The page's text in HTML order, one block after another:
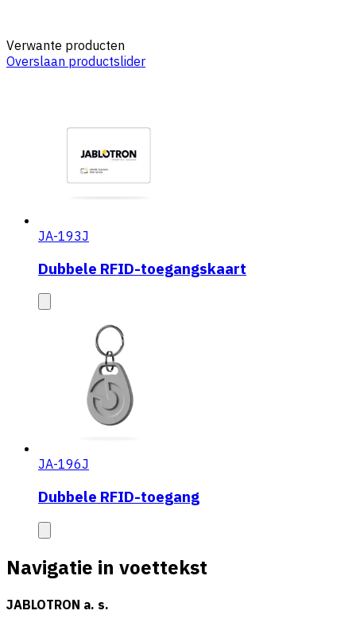
Verwante producten
Overslaan productslider
JA-193J
Dubbele RFID-toegangskaart
JA-196J
Dubbele RFID-toegang
Navigatie in voettekst
JABLOTRON a. s.